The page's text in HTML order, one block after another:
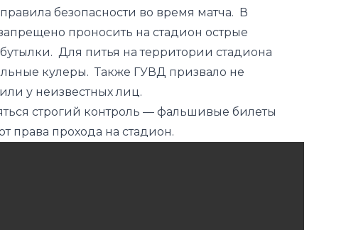
безопасности во время матча. В
проносить на стадион острые
Для питья на территории стадиона
кулеры. Также ГУВД призвало не
у неизвестных лиц.
строгий контроль — фальшивые билеты
права прохода на стадион.